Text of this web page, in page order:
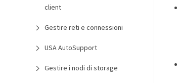
client
Gestire reti e connessioni
USA AutoSupport
Gestire i nodi di storage